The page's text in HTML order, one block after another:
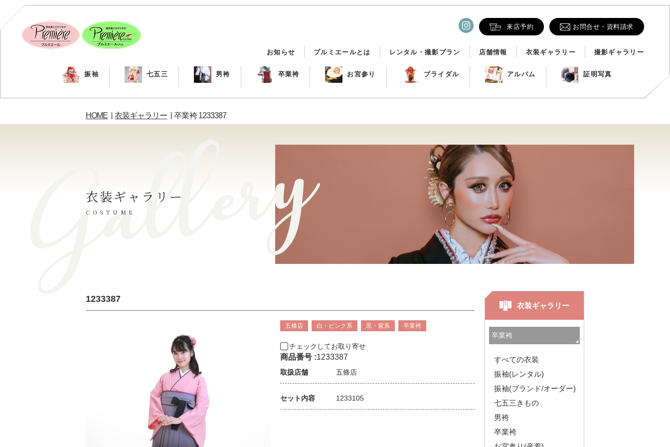
来店予約 お問合せ・資料請求
お知らせ プルミエールとは レンタル・撮影プラン 店舗情報 衣装ギャラリー 撮影ギャラリー
振袖 七五三 男袴 卒業袴 お宮参り ブライダル アルバム 証明写真
HOME 衣装ギャラリー 卒業袴 1233387
衣装ギャラリー
COSTUME
1233387
五條店 白・ピンク系 黒・紫系 卒業袴
チェックしてお取り寄せ
商品番号 :1233387
取扱店舗 五條店
セット内容 1233105
衣装ギャラリー
すべての衣装
振袖(レンタル)
振袖(ブランド/オーダー)
七五三きもの
男袴
卒業袴